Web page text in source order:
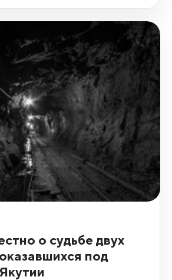
о судьбе двух
под